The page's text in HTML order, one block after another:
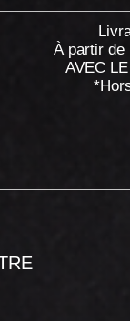
À partir de
AVEC